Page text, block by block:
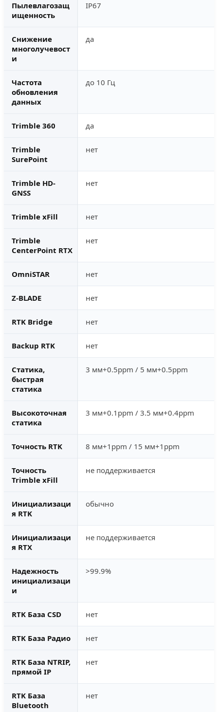
Пылевлагозащ
ищенность
IP67
Снижение
многолучевост
и
да
Частота
обновления
данных
до 10 Гц
Trimble 360 да
Trimble
SurePoint
нет
Trimble HD-
GNSS
нет
Trimble xFill нет
Trimble
CenterPoint RTX
нет
OmniSTAR нет
Z-BLADE нет
RTK Bridge нет
Backup RTK нет
Статика,
быстрая
статика
3 мм+0.5ppm / 5 мм+0.5ppm
Высокоточная
статика
3 мм+0.1ppm / 3.5 мм+0.4ppm
Точность RTK 8 мм+1ppm / 15 мм+1ppm
Точность
Trimble xFill
не поддерживается
Инициализаци
я RTK
обычно
Инициализаци
я RTX
не поддерживается
Надежность
инициализаци
и
>99.9%
RTK База CSD нет
RTK База Радио нет
RTK База NTRIP,
прямой IP
нет
RTK База
Bluetooth
нет